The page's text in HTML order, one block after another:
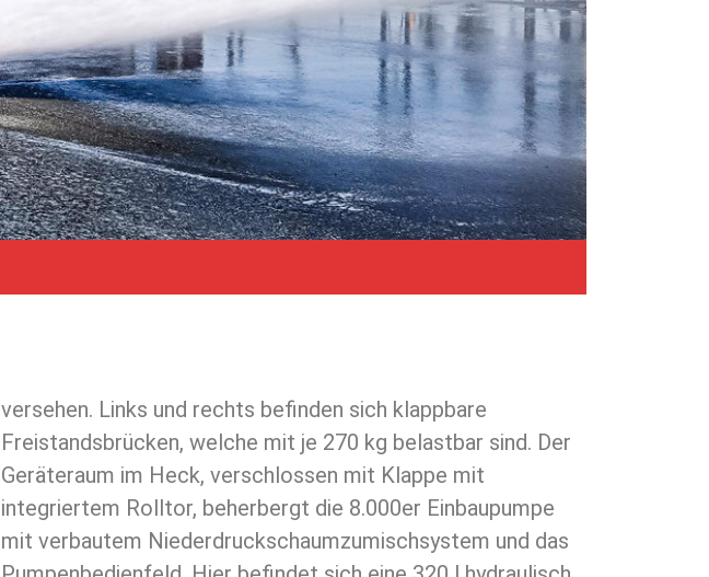
versehen. Links und rechts befinden sich klappbare
Freistandsbrücken, welche mit je 270 kg belastbar sind. Der
Geräteraum im Heck, verschlossen mit Klappe mit
integriertem Rolltor, beherbergt die 8.000er Einbaupumpe
mit verbautem Niederdruckschaumzumischsystem und das